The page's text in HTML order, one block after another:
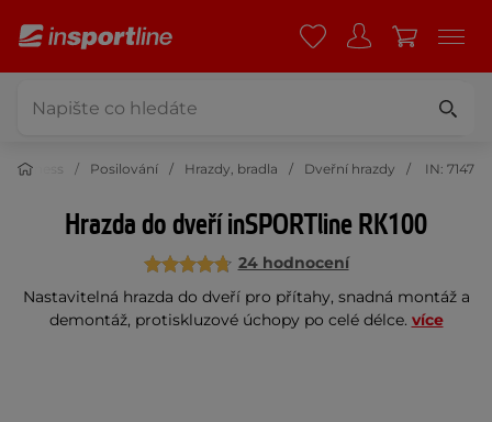
Fitness Posilování Hrazdy, bradla Dveřní hrazdy IN: 7147
Hrazda do dveří inSPORTline RK100
24 hodnocení
Nastavitelná hrazda do dveří pro přítahy, snadná montáž a
demontáž, protiskluzové úchopy po celé délce. více